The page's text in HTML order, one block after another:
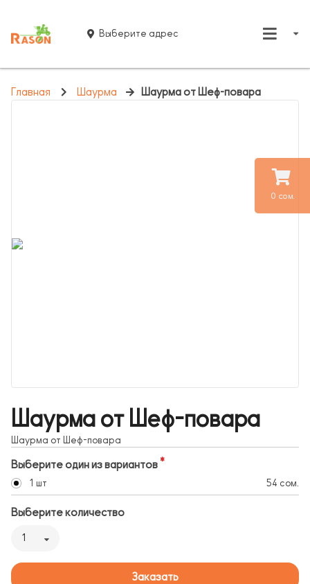
0 сом.
Выберите адрес
Главная Шаурма Шаурма от Шеф-повара
Шаурма от Шеф-повара
Шаурма от Шеф-повара
Выберите один из вариантов
1 шт 54 сом.
Выберите количество
1
Заказать